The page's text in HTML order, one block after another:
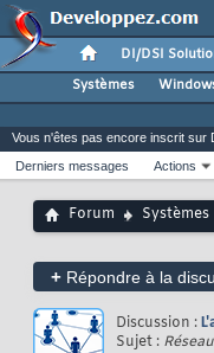
DI/DSI
Systèmes
Vous n'êtes pas encore inscrit sur
Derniers messages
Actions
Forum Systèmes
+ Répondre à la
Discussion :
Sujet :